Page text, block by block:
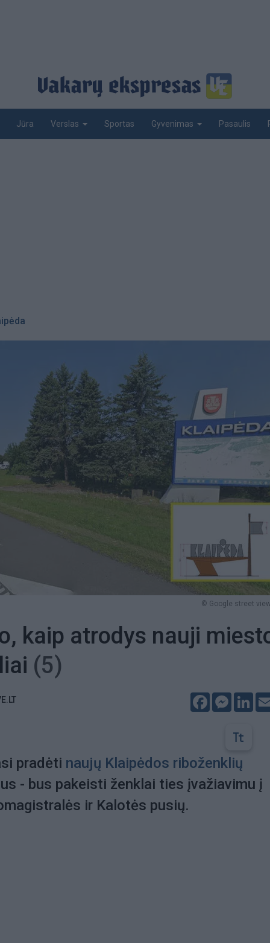
Jūra Verslas Sportas Gyvenimas Pasaulis
© Google street
kaip atrodys nauji
(5)
Facebook
pradėti naujų Klaipėdos riboženklių
- bus pakeisti ženklai ties įvažiavimu į
ir Kalotės pusių.